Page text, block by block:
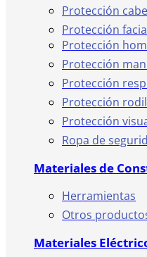
Protección
Protección
Protección
Protección
Protección
Protección
Protección
Ropa de
Materiales de
Herramientas
Otros
Materiales